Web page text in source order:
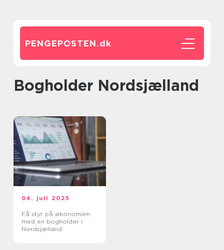
PENGEPOSTEN.dk
Bogholder Nordsjælland
04. juli 2025
Få styr på økonomien
med en bogholder i
Nordsjælland